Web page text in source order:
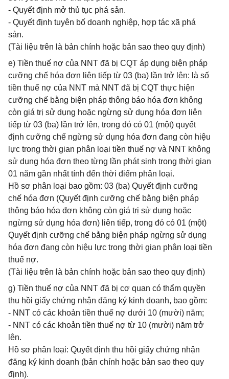
- Quyết định mở thủ tục phá sản.
- Quyết định tuyên bố doanh nghiệp, hợp tác xã phá
sản.
(Tài liệu trên là bản chính hoặc bản sao theo quy định)
e) Tiền thuế nợ của NNT đã bị CQT áp dụng biện pháp
cưỡng chế hóa đơn liên tiếp từ 03 (ba) lần trở lên: là số
tiền thuế nợ của NNT mà NNT đã bị CQT thực hiện
cưỡng chế bằng biện pháp thông báo hóa đơn không
còn giá trị sử dụng hoặc ngừng sử dụng hóa đơn liên
tiếp từ 03 (ba) lần trở lên, trong đó có 01 (một) quyết
định cưỡng chế ngừng sử dụng hóa đơn đang còn hiệu
lực trong thời gian phân loại tiền thuế nợ và NNT không
sử dụng hóa đơn theo từng lần phát sinh trong thời gian
01 năm gần nhất tính đến thời điểm phân loại.
Hồ sơ phân loại bao gồm: 03 (ba) Quyết định cưỡng
chế hóa đơn (Quyết định cưỡng chế bằng biện pháp
thông báo hóa đơn không còn giá trị sử dụng hoặc
ngừng sử dụng hóa đơn) liên tiếp, trong đó có 01 (một)
Quyết định cưỡng chế bằng biện pháp ngừng sử dụng
hóa đơn đang còn hiệu lực trong thời gian phân loại tiền
thuế nợ.
(Tài liệu trên là bản chính hoặc bản sao theo quy định)
g) Tiền thuế nợ của NNT đã bị cơ quan có thẩm quyền
thu hồi giấy chứng nhận đăng ký kinh doanh, bao gồm:
- NNT có các khoản tiền thuế nợ dưới 10 (mười) năm;
- NNT có các khoản tiền thuế nợ từ 10 (mười) năm trở
lên.
Hồ sơ phân loại: Quyết định thu hồi giấy chứng nhận
đăng ký kinh doanh (bản chính hoặc bản sao theo quy
định).